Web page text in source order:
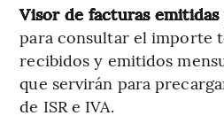
Visor de facturas
para consultar el importe
recibidos y emitidos
que servirán para
de ISR e IVA.